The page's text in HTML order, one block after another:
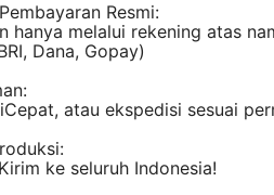
Resmi:
hanya melalui rekening atas
Dana, Gopay)
atau ekspedisi sesuai
ke seluruh Indonesia!